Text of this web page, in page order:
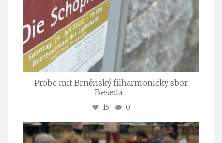
Probe mit Brněnský filharmonický sbor
Beseda ...
15 0
stuttgarter_oratorienchor
Juli 23